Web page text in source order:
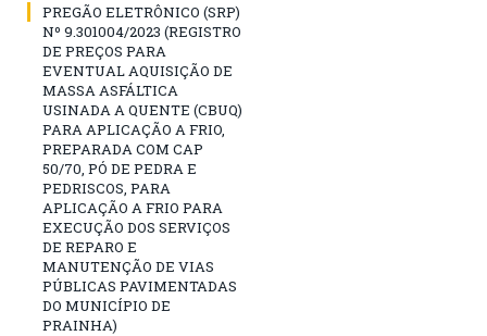
PREGÃO ELETRÔNICO (SRP)
Nº 9.301004/2023 (REGISTRO
DE PREÇOS PARA
EVENTUAL AQUISIÇÃO DE
MASSA ASFÁLTICA
USINADA A QUENTE (CBUQ)
PARA APLICAÇÃO A FRIO,
PREPARADA COM CAP
50/70, PÓ DE PEDRA E
PEDRISCOS, PARA
APLICAÇÃO A FRIO PARA
EXECUÇÃO DOS SERVIÇOS
DE REPARO E
MANUTENÇÃO DE VIAS
PÚBLICAS PAVIMENTADAS
DO MUNICÍPIO DE
PRAINHA)